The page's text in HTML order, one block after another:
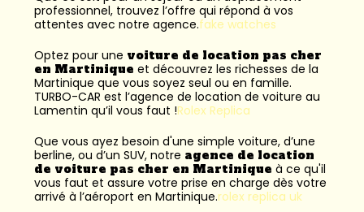
professionnel, trouvez l’offre qui répond à vos
attentes avec notre agence.fake watches
Optez pour une voiture de location pas cher
en Martinique et découvrez les richesses de la
Martinique que vous soyez seul ou en famille.
TURBO-CAR est l’agence de location de voiture au
Lamentin qu’il vous faut !Rolex Replica
Que vous ayez besoin d'une simple voiture, d’une
berline, ou d’un SUV, notre agence de location
de voiture pas cher en Martinique à ce qu'il
vous faut et assure votre prise en charge dès votre
arrivé à l’aéroport en Martinique.rolex replica uk